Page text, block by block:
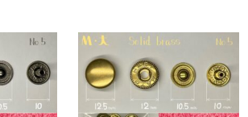
が無い事です。
から、その工具が【どこの金具メーカ
か】を知っています。
報をあえて明記しているのです。